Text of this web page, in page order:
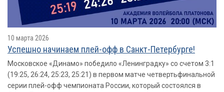
10 марта 2026
Успешно начинаем плей-офф в Санкт-Петербурге!
Московское «Динамо» победило «Ленинградку» со счетом 3:1
(19:25, 26:24, 25:23, 25:21) в первом матче четвертьфинальной
серии плей-офф чемпионата России, который состоялся в